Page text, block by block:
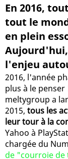
En 2016,
tout le
en plein
l'enjeu
2016, l'année
plus à le
meltygroup a
2015, tous les
leur tour à la
Yahoo à
chargée du
de "courroie